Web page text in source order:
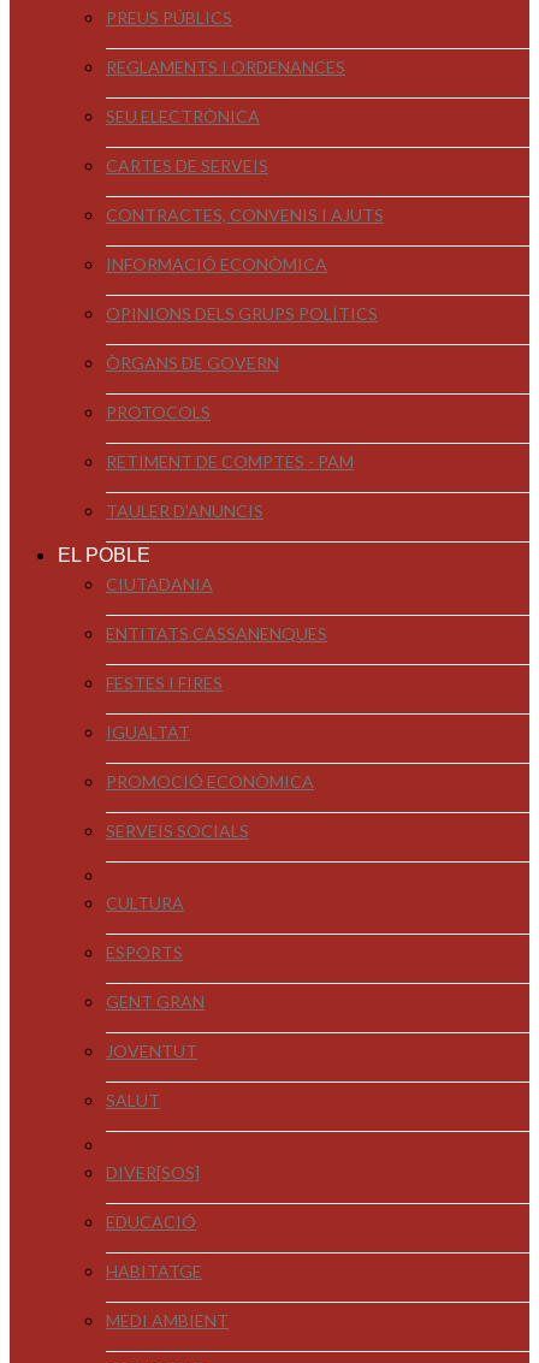
PREUS PÚBLICS
REGLAMENTS I ORDENANCES
SEU ELECTRÒNICA
CARTES DE SERVEIS
CONTRACTES, CONVENIS I AJUTS
INFORMACIÓ ECONÒMICA
OPINIONS DELS GRUPS POLÍTICS
ÒRGANS DE GOVERN
PROTOCOLS
RETIMENT DE COMPTES - PAM
TAULER D'ANUNCIS
EL POBLE
CIUTADANIA
ENTITATS CASSANENQUES
FESTES I FIRES
IGUALTAT
PROMOCIÓ ECONÒMICA
SERVEIS SOCIALS
CULTURA
ESPORTS
GENT GRAN
JOVENTUT
SALUT
DIVER[SOS]
EDUCACIÓ
HABITATGE
MEDI AMBIENT